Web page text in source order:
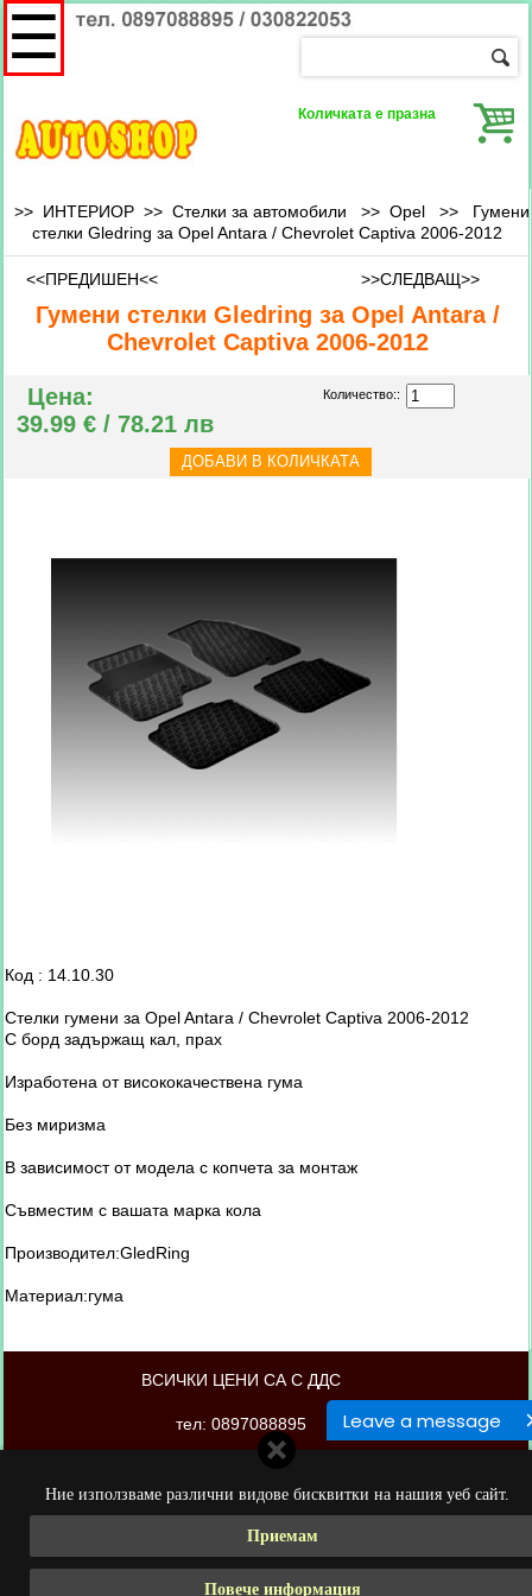
Leave a message
Ние използваме различни видове бисквитки на нашия уеб сайт.
Приемам
Повече информация
Количката е празна
☰
>> ИНТЕРИОР >> Стелки за автомобили >> Opel >> Гумени
стелки Gledring за Opel Antara / Chevrolet Captiva 2006-2012
<<ПРЕДИШЕН<< >>СЛЕДВАЩ>>
Гумени стелки Gledring за Opel Antara /
Chevrolet Captiva 2006-2012
Цена:
39.99 € / 78.21 лв
Количество::
Код : 14.10.30
Стелки гумени за Opel Antara / Chevrolet Captiva 2006-2012
С борд задържащ кал, прах
Изработена от висококачествена гума
Без миризма
В зависимост от модела с копчета за монтаж
Съвместим с вашата марка кола
Производител:GledRing
Материал:гума
ВСИЧКИ ЦЕНИ СА С ДДС
тел: 0897088895